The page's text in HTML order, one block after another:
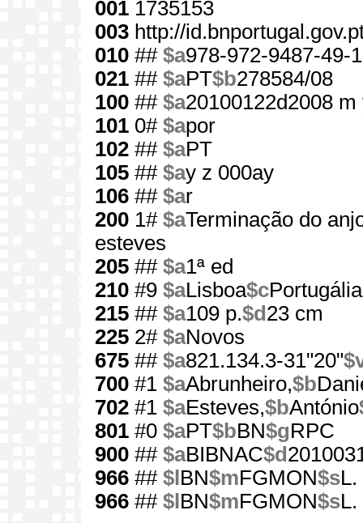
001 1735153
003 http://
010 ## $a978-972-9487-49-1
021 ## $aPT$b278584/08
100 ## $a20100122d2008
101 0# $apor
102 ## $aPT
105 ## $ay z 000ay
106 ## $ar
200 1# $aTerminação do
esteves
205 ## $a1ª ed
210 #9 $aLisboa$c
215 ## $a109 p.$d 23 cm
225 2# $aNovos
675 ## $a821.134.3-31"20"
700 #1 $aAbrunheiro,$b
702 #1 $aEsteves,$bAntónio
801 #0 $aPT$bBN$gRPC
900 ## $aBIBNAC$d
966 ## $l BN$mFGMON$sL.
966 ## $l BN$mFGMON$sL.